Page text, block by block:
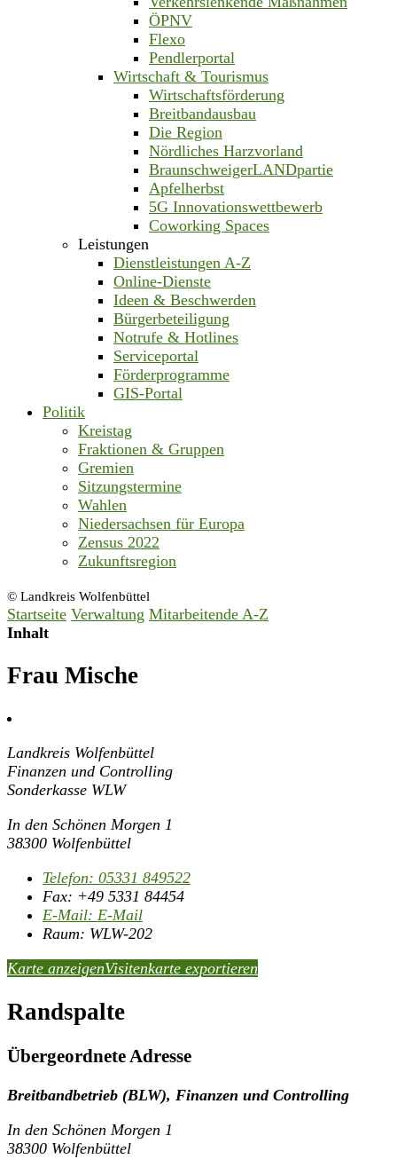
ÖPNV
Flexo
Pendlerportal
Wirtschaft & Tourismus
Wirtschaftsförderung
Breitbandausbau
Die Region
Nördliches Harzvorland
BraunschweigerLANDpartie
Apfelherbst
5G Innovationswettbewerb
Coworking Spaces
Leistungen
Dienstleistungen A-Z
Online-Dienste
Ideen & Beschwerden
Bürgerbeteiligung
Notrufe & Hotlines
Serviceportal
Förderprogramme
GIS-Portal
Politik
Kreistag
Fraktionen & Gruppen
Gremien
Sitzungstermine
Wahlen
Niedersachsen für Europa
Zensus 2022
Zukunftsregion
© Landkreis Wolfenbüttel
Startseite Verwaltung Mitarbeitende A-Z
Inhalt
Frau Mische
Landkreis Wolfenbüttel
Finanzen und Controlling
Sonderkasse WLW
In den Schönen Morgen 1
38300 Wolfenbüttel
Telefon: 05331 849522
Fax: +49 5331 84454
E-Mail: E-Mail
Raum: WLW-202
Karte anzeigenVisitenkarte exportieren
Randspalte
Übergeordnete Adresse
Breitbandbetrieb (BLW), Finanzen und Controlling
In den Schönen Morgen 1
38300 Wolfenbüttel